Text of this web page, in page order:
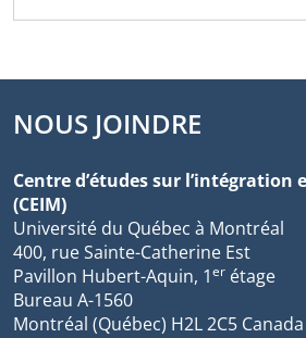
NOUS JOINDRE
Centre d’études sur
(CEIM)
Université du Québec à Montréal
400, rue Sainte-Catherine Est
Pavillon Hubert-Aquin, 1er étage
Bureau A-1560
Montréal (Québec) H2L 2C5 Canada